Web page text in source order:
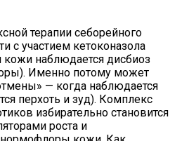
терапии себорейного
с участием кетоконазола
кожи наблюдается дисбиоз
Именно потому может
— когда наблюдается
перхоть и зуд). Комплекс
избирательно становится
роста и